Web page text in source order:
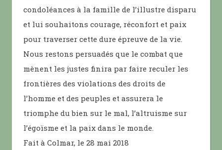
condoléances à la famille de l’illustre disparu
et lui souhaitons courage, réconfort et paix
pour traverser cette dure épreuve de la vie.
Nous restons persuadés que le combat que
mènent les justes finira par faire reculer les
frontières des violations des droits de
l’homme et des peuples et assurera le
triomphe du bien sur le mal, l’altruisme sur
l’égoïsme et la paix dans le monde.
Fait à Colmar, le 28 mai 2018